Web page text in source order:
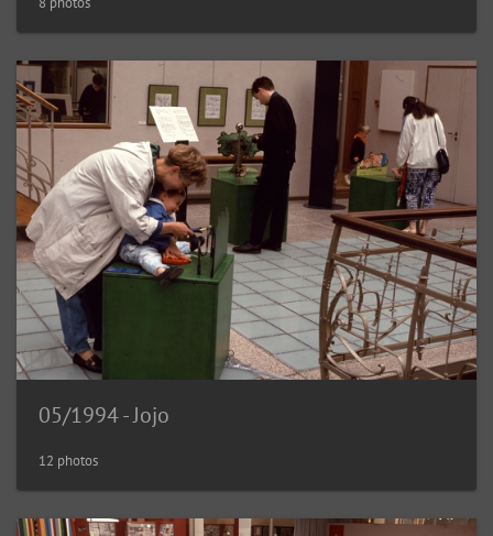
05/1994 - Jojo
12 photos